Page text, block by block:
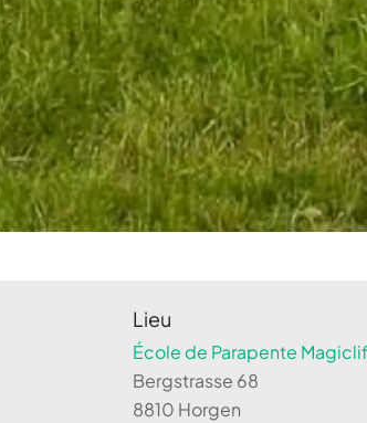
Lieu
École de Parapente
Bergstrasse 68
8810 Horgen